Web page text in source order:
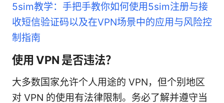
5sim教学：手把手教你如何使用5sim注册与接
收短信验证码以及在VPN场景中的应用与风险控
制指南
使用 VPN 是否违法？
大多数国家允许个人用途的 VPN，但个别地区
对 VPN 的使用有法律限制。务必了解并遵守当